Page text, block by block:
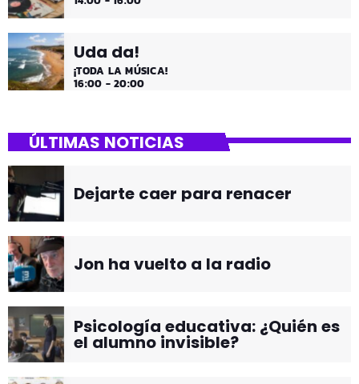
Uda da!
¡TODA LA MÚSICA!
16:00 - 20:00
ÚLTIMAS NOTICIAS
Dejarte caer para renacer
Jon ha vuelto a la radio
Psicología educativa: ¿Quién es
el alumno invisible?